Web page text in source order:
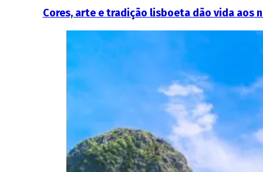
Cores, arte e tradição lisboeta dão vida